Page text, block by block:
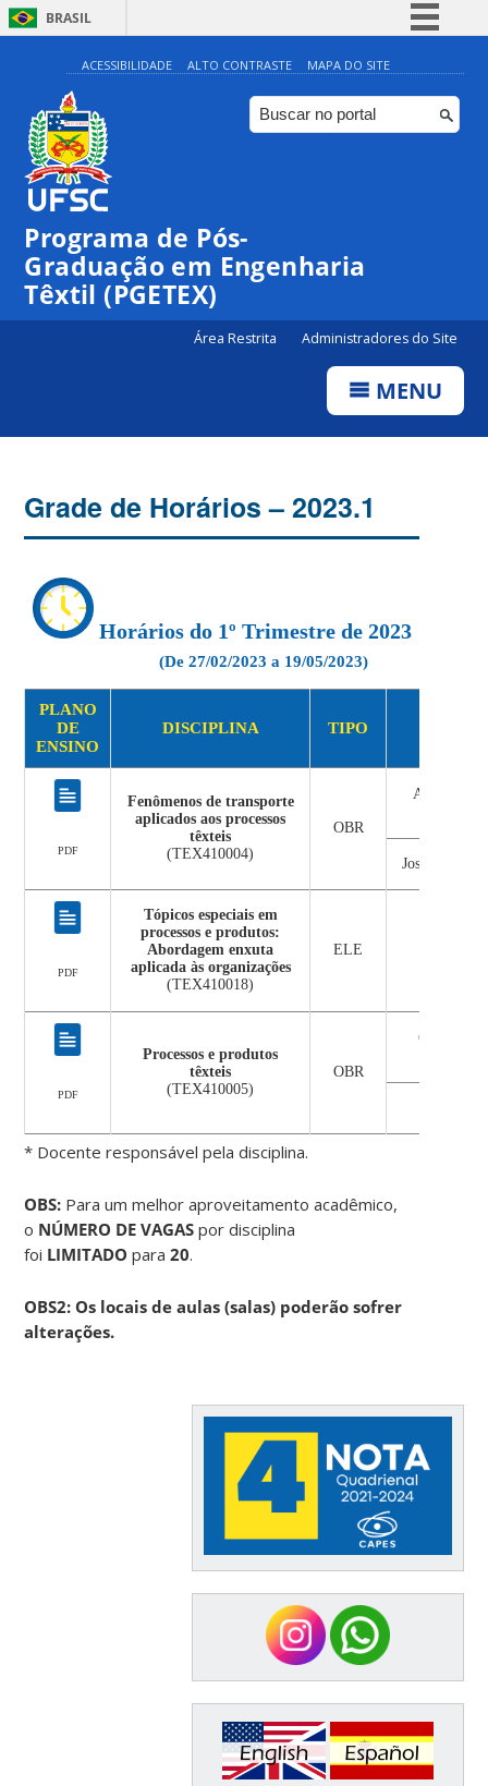
BRASIL
Simplifique!
Comunica BR
Participe
ACESSIBILIDADE ALTO CONTRASTE MAPA DO SITE
Programa de Pós-
Graduação em Engenharia
Têxtil (PGETEX)
Área Restrita Administradores do Site
MENU
Grade de Horários – 2023.1
Horários do 1º Trimestre de 2023
(De 27/02/2023 a 19/05/2023)
PLANO
DE
ENSINO
DISCIPLINA TIPO
PDF
Fenômenos de transporte
aplicados aos processos
têxteis
(TEX410004)
OBR
Andrea
José
PDF
Tópicos especiais em
processos e produtos:
Abordagem enxuta
aplicada às organizações
(TEX410018)
ELE
PDF
Processos e produtos
têxteis
(TEX410005)
OBR
Catia
* Docente responsável pela disciplina.
OBS: Para um melhor aproveitamento acadêmico,
o NÚMERO DE VAGAS por disciplina
foi LIMITADO para20.
OBS2: Os locais de aulas (salas) poderão sofrer
alterações.